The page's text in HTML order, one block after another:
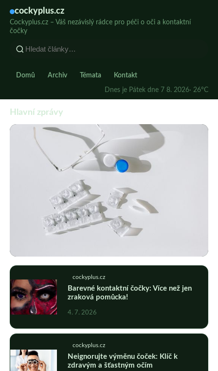
cockyplus.cz
Cockyplus.cz – Váš nezávislý rádce pro péči o oči a kontaktní
čočky
Domů Archiv Témata Kontakt
Dnes je Pátek dne 7 8. 2026· 26°C
Hlavní zprávy
Denní nebo Měsíční Čočky: Jaké Vám
Nejlépe Vyhovují?
cockyplus.cz
Barevné kontaktní čočky: Více než jen
zraková pomůcka!
4. 7. 2026
cockyplus.cz
Neignorujte výměnu čoček: Klíč k
zdravým a šťastným očím